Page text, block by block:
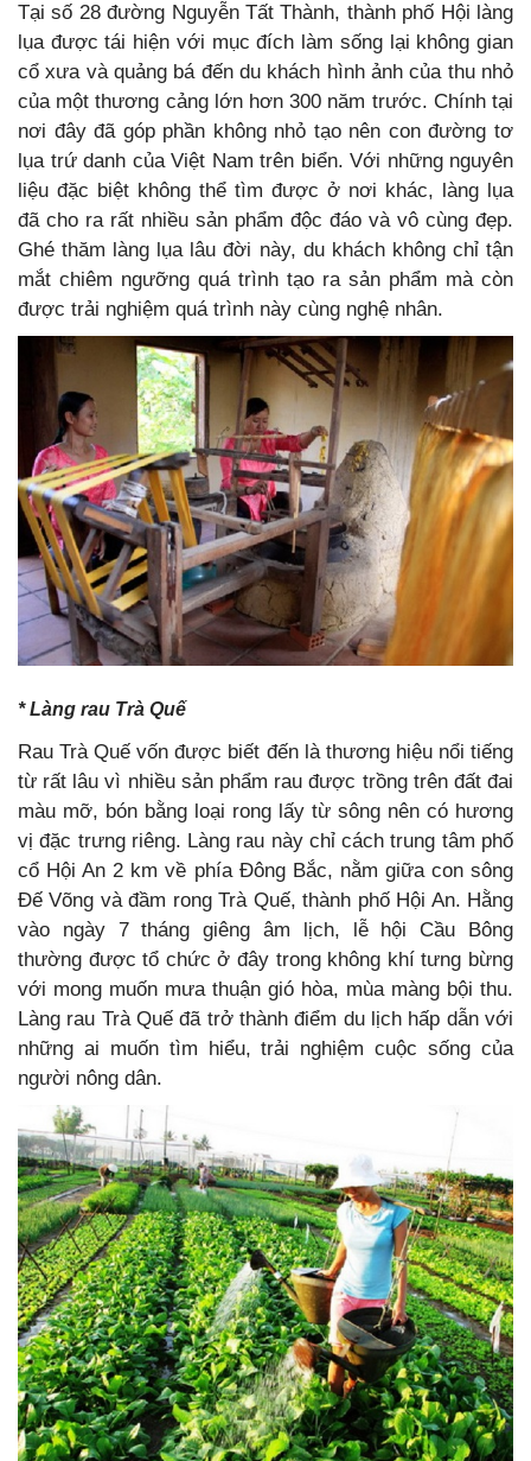
Tại số 28 đường Nguyễn Tất Thành, thành phố Hội làng
lụa được tái hiện với mục đích làm sống lại không gian
cổ xưa và quảng bá đến du khách hình ảnh của thu nhỏ
của một thương cảng lớn hơn 300 năm trước. Chính tại
nơi đây đã góp phần không nhỏ tạo nên con đường tơ
lụa trứ danh của Việt Nam trên biển. Với những nguyên
liệu đặc biệt không thể tìm được ở nơi khác, làng lụa
đã cho ra rất nhiều sản phẩm độc đáo và vô cùng đẹp.
Ghé thăm làng lụa lâu đời này, du khách không chỉ tận
mắt chiêm ngưỡng quá trình tạo ra sản phẩm mà còn
được trải nghiệm quá trình này cùng nghệ nhân.
* Làng rau Trà Quế
Rau Trà Quế vốn được biết đến là thương hiệu nổi tiếng
từ rất lâu vì nhiều sản phẩm rau được trồng trên đất đai
màu mỡ, bón bằng loại rong lấy từ sông nên có hương
vị đặc trưng riêng. Làng rau này chỉ cách trung tâm phố
cổ Hội An 2 km về phía Đông Bắc, nằm giữa con sông
Đế Võng và đầm rong Trà Quế, thành phố Hội An. Hằng
vào ngày 7 tháng giêng âm lịch, lễ hội Cầu Bông
thường được tổ chức ở đây trong không khí tưng bừng
với mong muốn mưa thuận gió hòa, mùa màng bội thu.
Làng rau Trà Quế đã trở thành điểm du lịch hấp dẫn với
những ai muốn tìm hiểu, trải nghiệm cuộc sống của
người nông dân.